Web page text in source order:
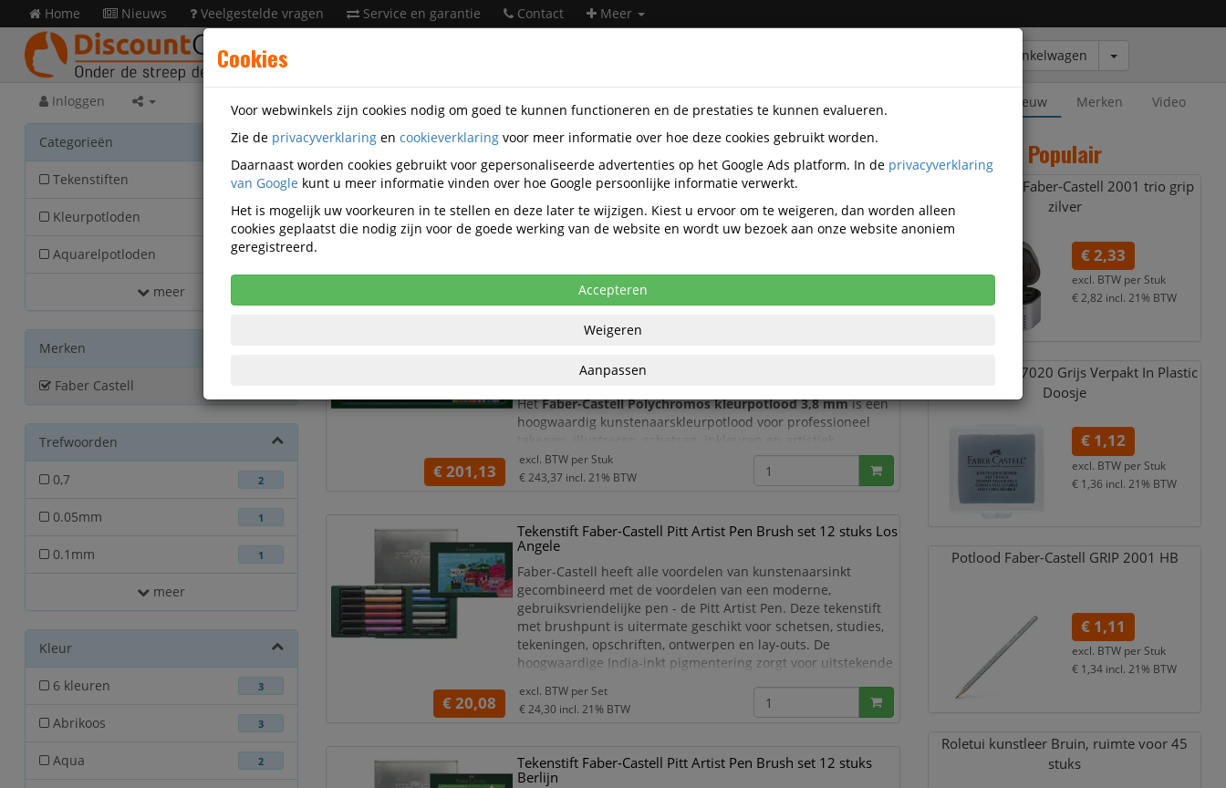
Winkelwagen
Home Nieuws Veelgestelde vragen Service en garantie Contact Meer
Inloggen Nieuw Merken Video
Categorieën
Tekenstiften 398
Kleurpotloden 380
Aquarelpotloden 213
meer
Merken
Faber Castell
Trefwoorden
0,7 2
0.05mm 1
0.1mm 1
meer
Kleur
6 kleuren 3
Abrikoos 3
Aqua 2
Nieuw
Nieuw in het assortiment
Actief filter: Faber Castell
Kleurpotlood Faber-Castell Polychromos 3,8mm kerndikte
Faber-Castell Polychromos kleurpotlood 3,8 mm –
pigmenten
HetFaber-Castell Polychromos kleurpotlood 3,8 mmis een
hoogwaardig kunstenaarskleurpotlood voor professioneel
ontwerpen. DitPolychromos kleurpotloodstaat bekend om
de intense kleurafgifte, sterke pigmentkwaliteit en soepele
€ 201,13
excl. BTW per Stuk
€ 243,37 incl. 21% BTW
Tekenstift Faber-Castell Pitt Artist Pen Brush set 12 stuks Los
Angele
Faber-Castell heeft alle voordelen van kunstenaarsinkt
gecombineerd met de voordelen van een moderne,
gebruiksvriendelijke pen - de Pitt Artist Pen. Deze tekenstift
met brushpunt is uitermate geschikt voor schetsen, studies,
tekeningen, opschriften, ontwerpen en lay-outs. De
hoogwaardige India-inkt pigmentering zorgt voor uitstekende
gelijkmatige kleurafgifte. De inkt is zuurvrij, pH-ne
€ 20,08
excl. BTW per Set
€ 24,30 incl. 21% BTW
Tekenstift Faber-Castell Pitt Artist Pen Brush set 12 stuks
Berlijn
Populair
Puntenslijper Faber-Castell 2001 trio grip
zilver
€ 2,33
excl. BTW per Stuk
€ 2,82 incl. 21% BTW
Kneedgum Fc 7020 Grijs Verpakt In Plastic
Doosje
€ 1,12
excl. BTW per Stuk
€ 1,36 incl. 21% BTW
Potlood Faber-Castell GRIP 2001 HB
€ 1,11
excl. BTW per Stuk
€ 1,34 incl. 21% BTW
Roletui kunstleer Bruin, ruimte voor 45
stuks
Cookies
Voor webwinkels zijn cookies nodig om goed te kunnen functioneren en de prestaties te kunnen evalueren.
Zie de privacyverklaring en cookieverklaring voor meer informatie over hoe deze cookies gebruikt worden.
Daarnaast worden cookies gebruikt voor gepersonaliseerde advertenties op het Google Ads platform. In de privacyverklaring
van Google kunt u meer informatie vinden over hoe Google persoonlijke informatie verwerkt.
Het is mogelijk uw voorkeuren in te stellen en deze later te wijzigen. Kiest u ervoor om te weigeren, dan worden alleen
cookies geplaatst die nodig zijn voor de goede werking van de website en wordt uw bezoek aan onze website anoniem
geregistreerd.
Accepteren
Weigeren
Aanpassen